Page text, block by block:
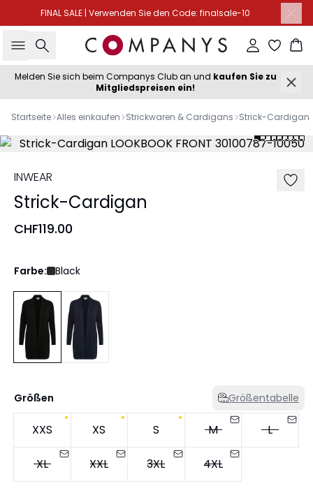
FINAL SALE | Verwenden Sie den Code: finalsale-10
Suche Einloggen
Melden Sie sich beim Companys Club an und kaufen Sie zu
Mitgliedspreisen ein!
Startseite Alles einkaufen Strickwaren & Cardigans Strick-Cardigan
INWEAR
Strick-Cardigan
CHF119.00
Farbe: Black
Größen Größentabelle
XXS XS S M L
XL XXL 3XL 4XL